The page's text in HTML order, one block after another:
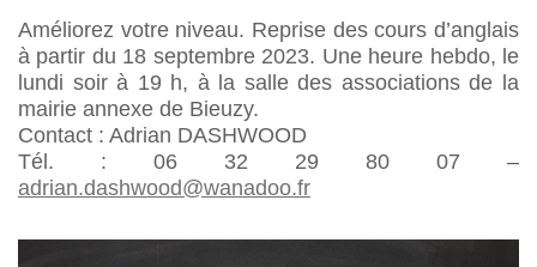
Améliorez votre niveau. Reprise des cours d’anglais
à partir du 18 septembre 2023. Une heure hebdo, le
lundi soir à 19 h, à la salle des associations de la
mairie annexe de Bieuzy.
Contact : Adrian DASHWOOD
Tél. : 06 32 29 80 07 –
adrian.dashwood@wanadoo.fr